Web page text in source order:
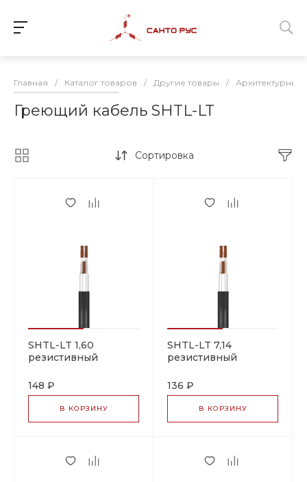
Главная / Каталог товаров / Другие товары /
Греющий кабель SHTL-LT
Сортировка
SHTL-LT 1,60
резистивный
148 ₽
В КОРЗИНУ
SHTL-LT 7,14
резистивный
136 ₽
В КОРЗИНУ